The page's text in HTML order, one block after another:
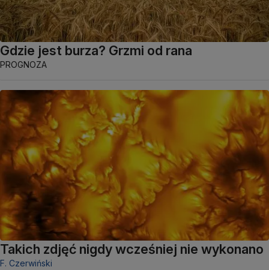
Gdzie jest burza? Grzmi od rana
PROGNOZA
Takich zdjęć nigdy wcześniej nie wykonano
F. Czerwiński